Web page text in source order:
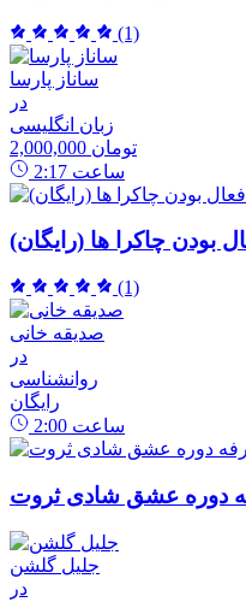
(1)
ساناز پارسا
در
زبان انگلیسی
2,000,000 تومان
2:17 ساعت
بودن چاکرا ها (رایگان)
(1)
صدیقه خانی
در
روانشناسی
رایگان
2:00 ساعت
دوره عشق شادی ثروت
جلیل گلشن
در